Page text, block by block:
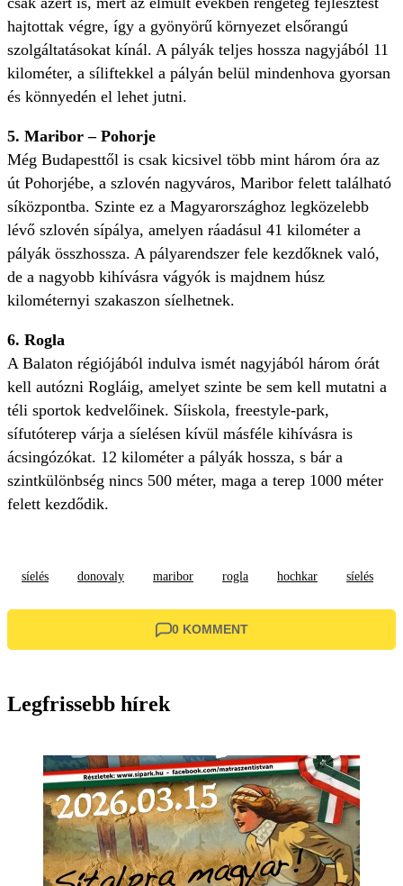
hajtottak végre, így a gyönyörű környezet elsőrangú
szolgáltatásokat kínál. A pályák teljes hossza nagyjából 11
kilométer, a síliftekkel a pályán belül mindenhova gyorsan
és könnyedén el lehet jutni.
5. Maribor – Pohorje
Még Budapesttől is csak kicsivel több mint három óra az
út Pohorjébe, a szlovén nagyváros, Maribor felett található
síközpontba. Szinte ez a Magyarországhoz legközelebb
lévő szlovén sípálya, amelyen ráadásul 41 kilométer a
pályák összhossza. A pályarendszer fele kezdőknek való,
de a nagyobb kihívásra vágyók is majdnem húsz
kilométernyi szakaszon síelhetnek.
6. Rogla
A Balaton régiójából indulva ismét nagyjából három órát
kell autózni Rogláig, amelyet szinte be sem kell mutatni a
téli sportok kedvelőinek. Síiskola, freestyle-park,
sífutóterep várja a síelésen kívül másféle kihívásra is
ácsingózókat. 12 kilométer a pályák hossza, s bár a
szintkülönbség nincs 500 méter, maga a terep 1000 méter
felett kezdődik.
síelés donovaly maribor rogla hochkar síelés
0 KOMMENT
Legfrissebb hírek